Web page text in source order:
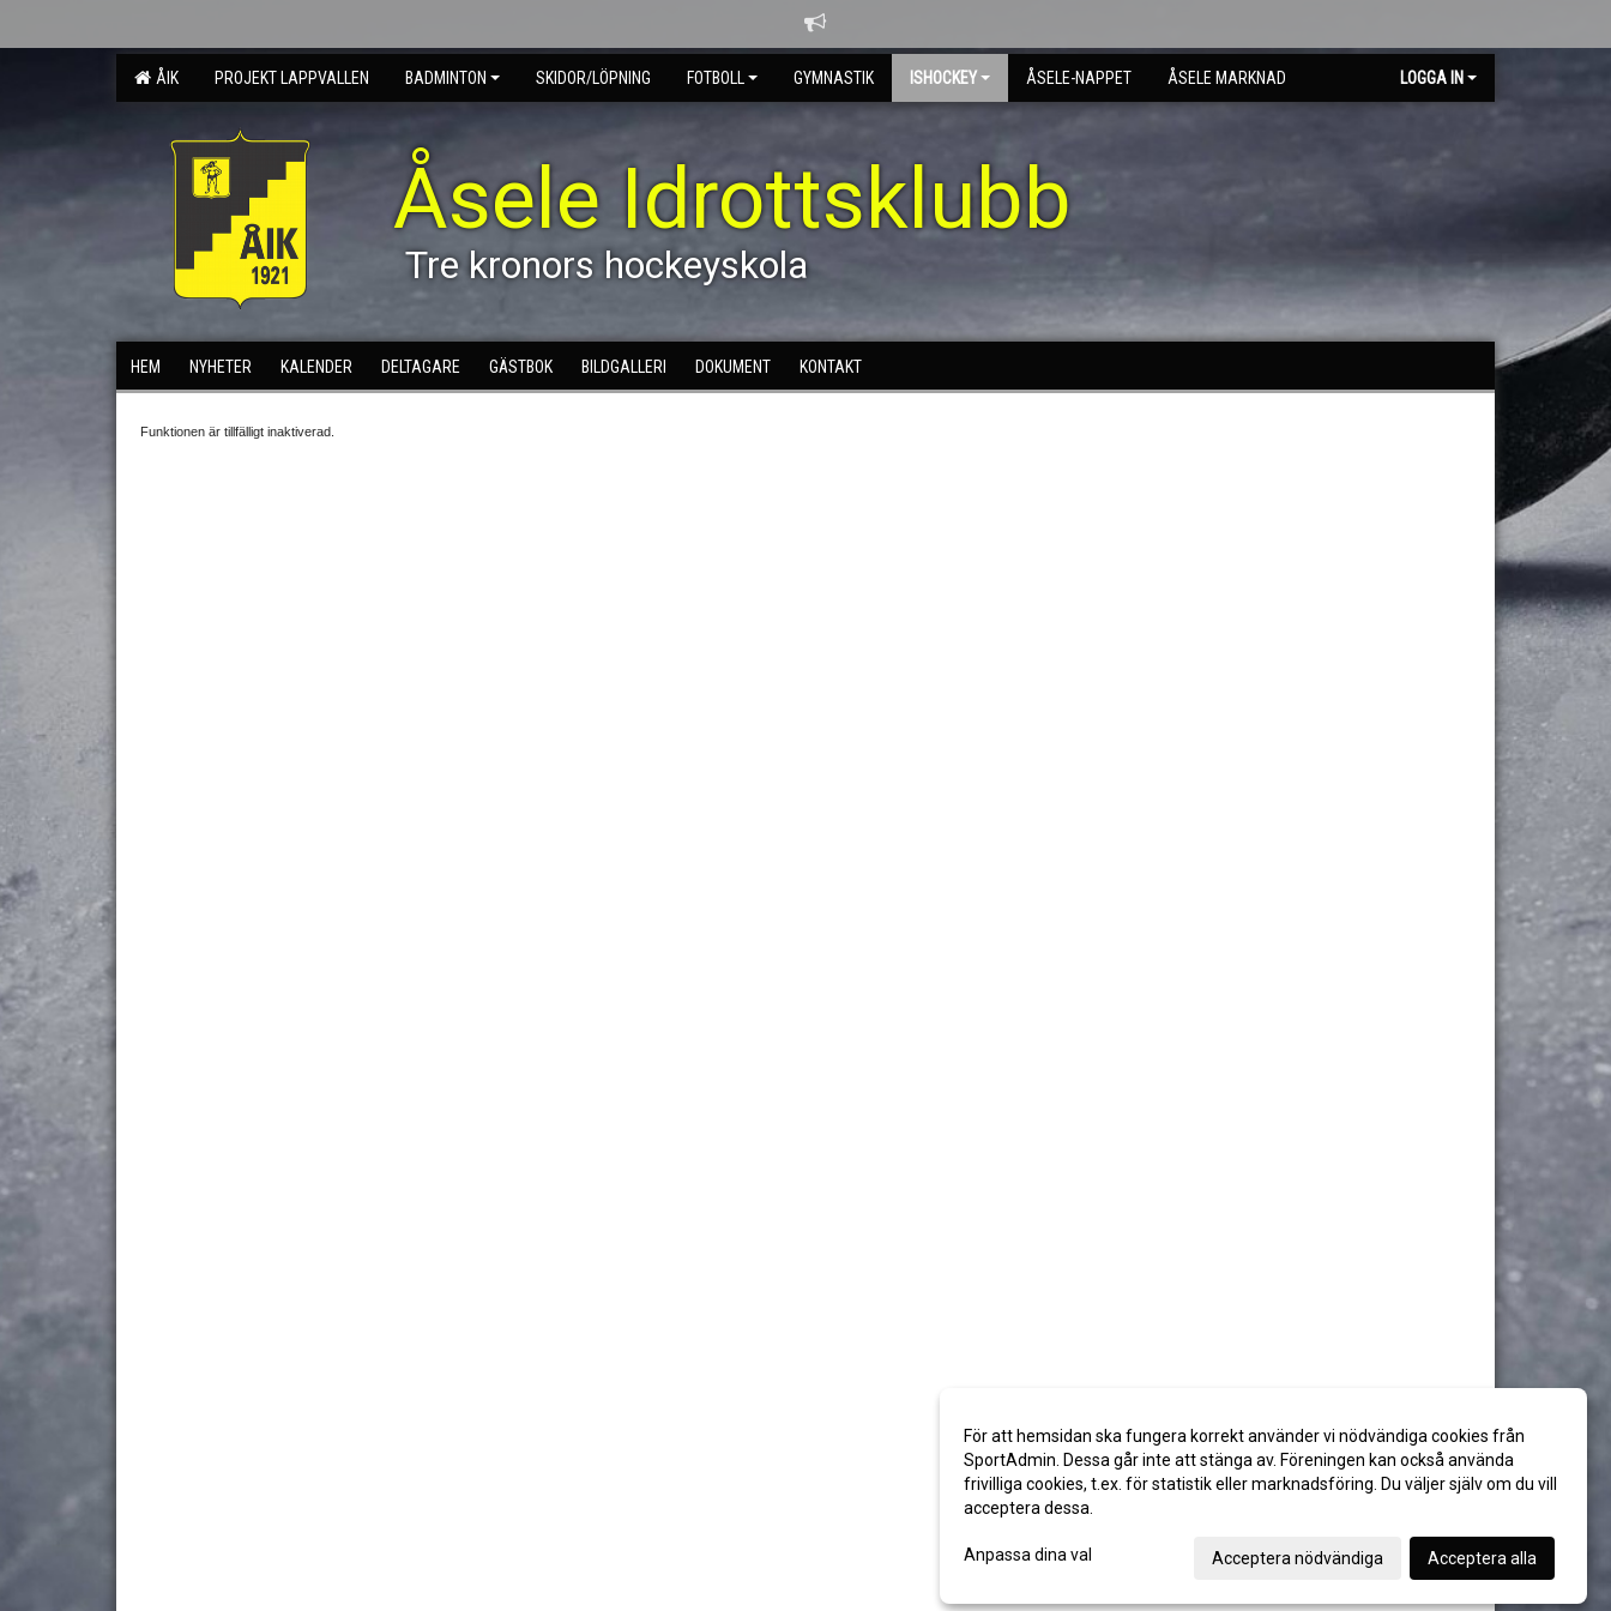
ÅIK PROJEKT LAPPVALLEN BADMINTON SKIDOR/LÖPNING FOTBOLL GYMNASTIK ISHOCKEY ÅSELE-NAPPET ÅSELE MARKNAD LOGGA IN
Åsele Idrottsklubb
Tre kronors hockeyskola
HEM NYHETER KALENDER DELTAGARE GÄSTBOK BILDGALLERI DOKUMENT KONTAKT
Funktionen är tillfälligt inaktiverad.
För att hemsidan ska fungera korrekt använder vi nödvändiga cookies från
SportAdmin. Dessa går inte att stänga av. Föreningen kan också använda
frivilliga cookies, t.ex. för statistik eller marknadsföring. Du väljer själv om du vill
acceptera dessa.
Anpassa dina val Acceptera nödvändiga Acceptera alla